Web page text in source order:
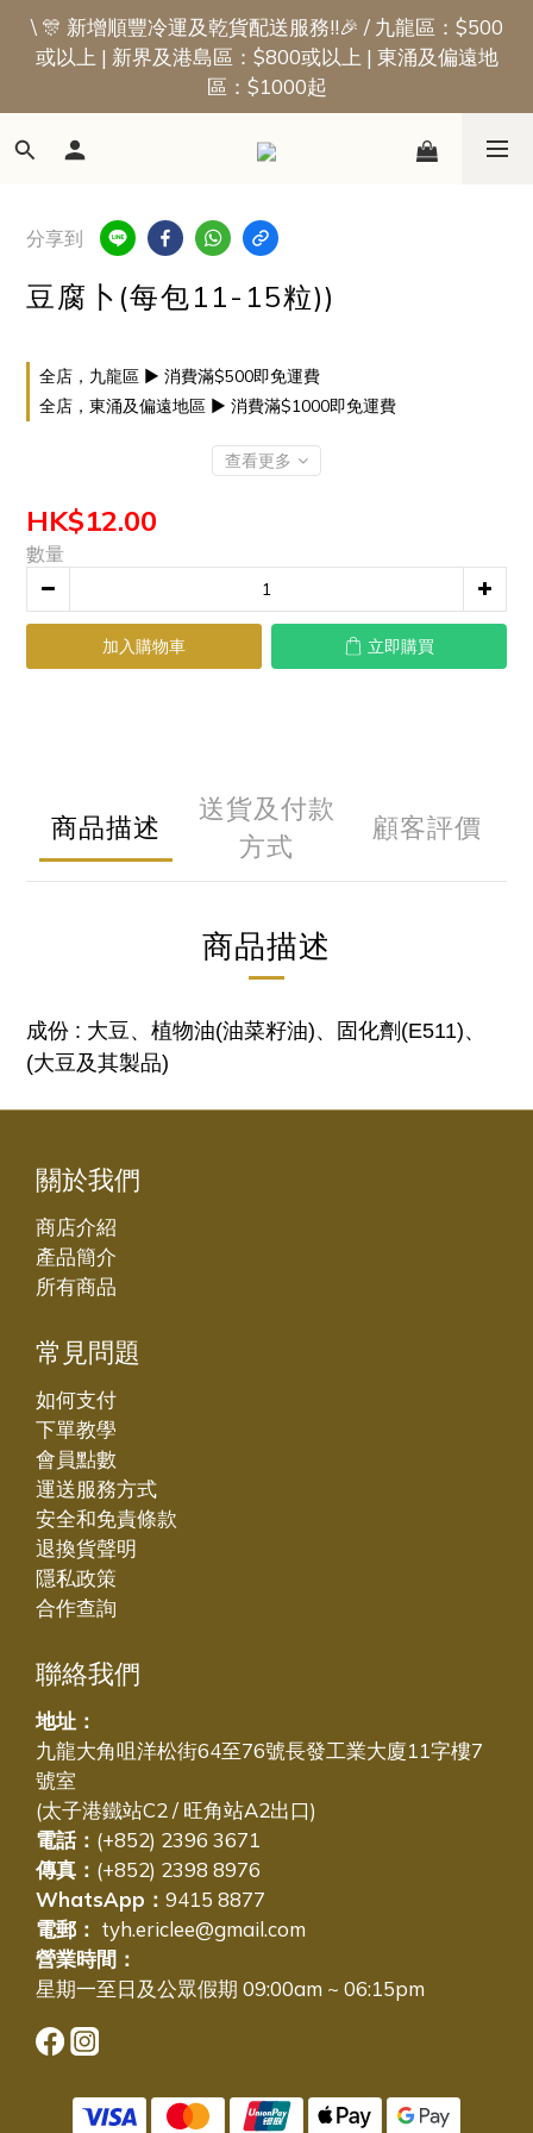
📢新會員優惠 | 首張訂單即享$50迎新獎賞
\ 🎊 新增順豐冷運及乾貨配送服務!!🎉 / 九龍區：$500
或以上 | 新界及港島區：$800或以上 | 東涌及偏遠地
區：$1000起
📢新會員優惠 | 首張訂單即享$50迎新獎賞
分享到
豆腐卜(每包11-15粒))
全店，九龍區 ▶ 消費滿$500即免運費
全店，東涌及偏遠地區 ▶ 消費滿$1000即免運費
查看更多
HK$12.00
數量
加入購物車 立即購買
商品描述
送貨及付款
方式
顧客評價
商品描述
成份 : 大豆、植物油(油菜籽油)、固化劑(E511)、
(大豆及其製品)
關於我們
商店介紹
產品簡介
所有商品
常見問題
如何支付
下單教學
會員點數
運送服務方式
安全和免責條款
退換貨聲明
隱私政策
合作查詢
聯絡我們
地址：
九龍大角咀洋松街64至76號長發工業大廈11字樓7
號室
(太子港鐵站C2 / 旺角站A2出口)
電話： (+852) 2396 3671
傳真： (+852) 2398 8976
WhatsApp： 9415 8877
電郵： tyh.ericlee@gmail.com
營業時間：
星期一至日及公眾假期 09:00am ~ 06:15pm